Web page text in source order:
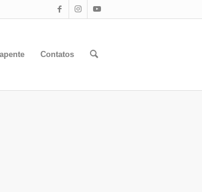
Contatos